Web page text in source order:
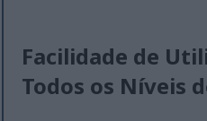
Facilidade de
Todos os Níveis